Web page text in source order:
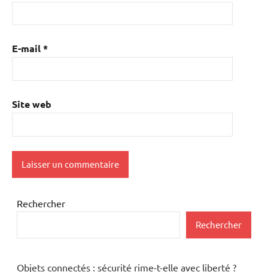
E-mail*
Site web
Rechercher
Rechercher
Objets connectés : sécurité rime-t-elle avec liberté ?